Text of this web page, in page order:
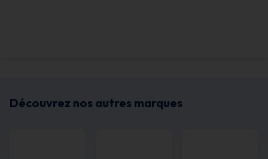
Découvrez nos autres marques